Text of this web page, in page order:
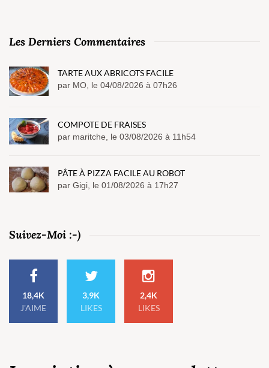
Les Derniers Commentaires
TARTE AUX ABRICOTS FACILE
par MO, le 04/08/2026 à 07h26
COMPOTE DE FRAISES
par maritche, le 03/08/2026 à 11h54
PÂTE À PIZZA FACILE AU ROBOT
par Gigi, le 01/08/2026 à 17h27
Suivez-Moi :-)
18,4K
J'AIME
3,9K
LIKES
2,4K
LIKES